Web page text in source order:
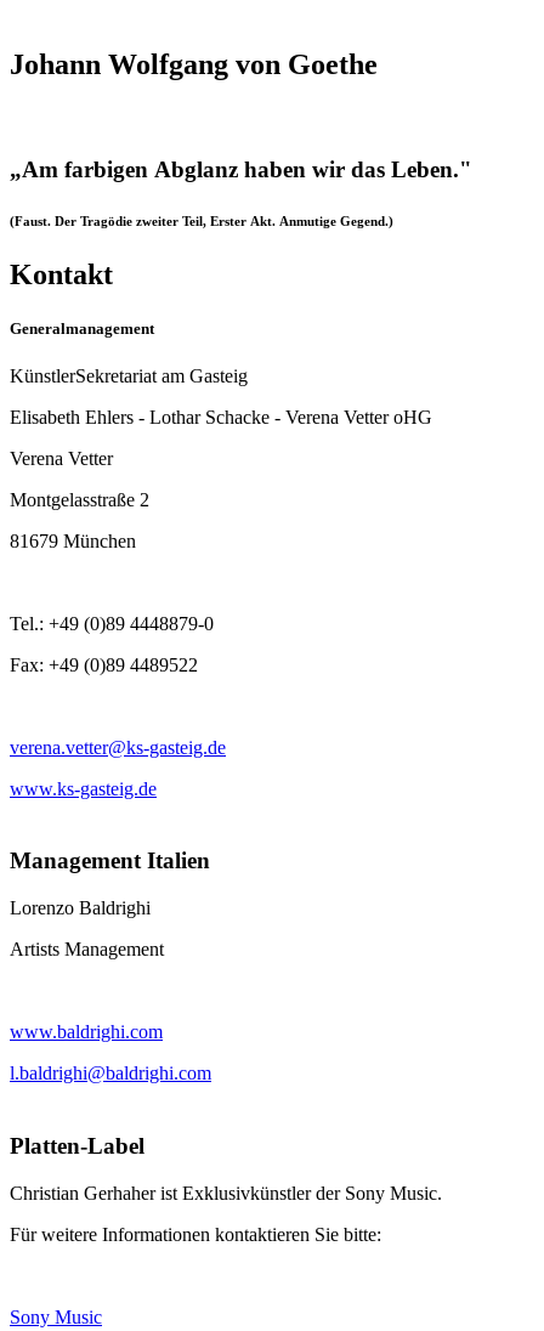
Johann Wolfgang von Goethe
„Am farbigen Abglanz haben wir das Leben."
(Faust. Der Tragödie zweiter Teil, Erster Akt. Anmutige Gegend.)
Kontakt
Generalmanagement
KünstlerSekretariat am Gasteig
Elisabeth Ehlers - Lothar Schacke - Verena Vetter oHG
Verena Vetter
Montgelasstraße 2
81679 München
Tel.: +49 (0)89 4448879-0
Fax: +49 (0)89 4489522
verena.vetter@ks-gasteig.de
www.ks-gasteig.de
Management Italien
Lorenzo Baldrighi
Artists Management
www.baldrighi.com
l.baldrighi@baldrighi.com
Platten-Label
Christian Gerhaher ist Exklusivkünstler der Sony Music.
Für weitere Informationen kontaktieren Sie bitte:
Sony Music